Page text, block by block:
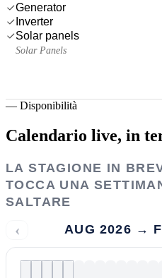
Generator
Inverter
Solar panels
Solar Panels
— Disponibilità
Calendario live, in
LA STAGIONE IN
TOCCA UNA
SALTARE
‹ AUG 2026 →